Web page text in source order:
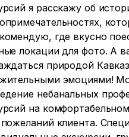
я расскажу об
где вкусно
локации для фото. А
природой
эмоциями!
небанальных
на
клиента.